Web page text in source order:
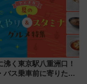
画】
沸く東京駅八重洲口！
バス乗車前に寄りたい